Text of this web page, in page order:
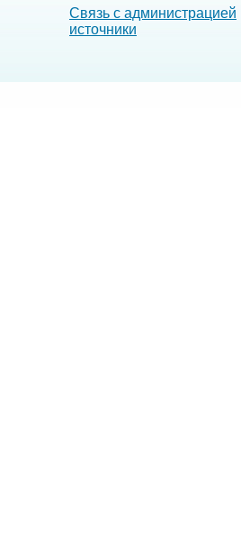
Связь с администрацией
источники